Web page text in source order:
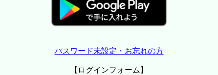
パスワード未設定・お忘れの方
【ログインフォーム】